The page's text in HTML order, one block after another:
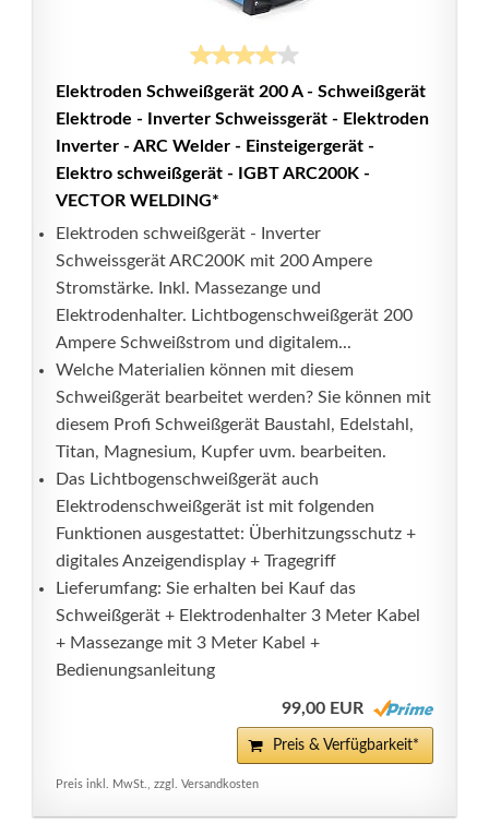
Elektroden Schweißgerät 200 A - Schweißgerät
Elektrode - Inverter Schweissgerät - Elektroden
Inverter - ARC Welder - Einsteigergerät -
Elektro schweißgerät - IGBT ARC200K -
VECTOR WELDING*
Elektroden schweißgerät - Inverter
Schweissgerät ARC200K mit 200 Ampere
Stromstärke. Inkl. Massezange und
Elektrodenhalter. Lichtbogenschweißgerät 200
Ampere Schweißstrom und digitalem...
Welche Materialien können mit diesem
Schweißgerät bearbeitet werden? Sie können mit
diesem Profi Schweißgerät Baustahl, Edelstahl,
Titan, Magnesium, Kupfer uvm. bearbeiten.
Das Lichtbogenschweißgerät auch
Elektrodenschweißgerät ist mit folgenden
Funktionen ausgestattet: Überhitzungsschutz +
digitales Anzeigendisplay + Tragegriff
Lieferumfang: Sie erhalten bei Kauf das
Schweißgerät + Elektrodenhalter 3 Meter Kabel
+ Massezange mit 3 Meter Kabel +
Bedienungsanleitung
99,00 EUR
Preis & Verfügbarkeit*
Preis inkl. MwSt., zzgl. Versandkosten